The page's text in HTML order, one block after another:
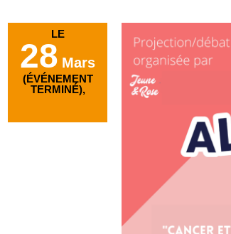
LE
28 Mars
(ÉVÉNEMENT
TERMINÉ),